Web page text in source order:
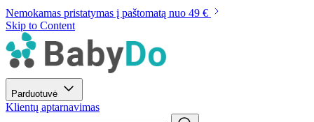
Nemokamas pristatymas į paštomatą nuo 49 €
Skip to Content
Parduotuvė
Klientų aptarnavimas